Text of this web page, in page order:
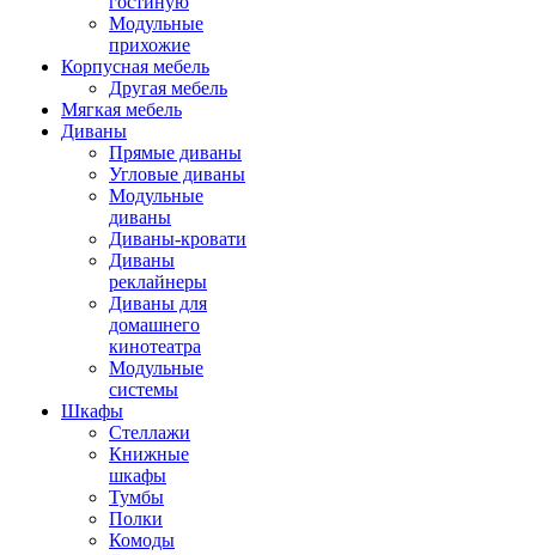
Модульные
прихожие
Корпусная мебель
Другая мебель
Мягкая мебель
Диваны
Прямые диваны
Угловые диваны
Модульные
диваны
Диваны-кровати
Диваны
реклайнеры
Диваны для
домашнего
кинотеатра
Модульные
системы
Шкафы
Стеллажи
Книжные
шкафы
Тумбы
Полки
Комоды